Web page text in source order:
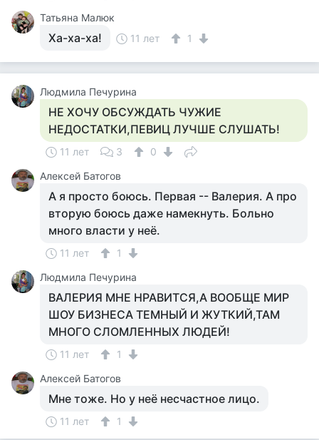
Татьяна Малюк
Ха-ха-ха! 11 лет 1
Людмила Печурина
НЕ ХОЧУ ОБСУЖДАТЬ ЧУЖИЕ
НЕДОСТАТКИ,ПЕВИЦ ЛУЧШЕ СЛУШАТЬ!
11 лет 3
0
Алексей Батогов
А я просто боюсь. Первая -- Валерия. А про
вторую боюсь даже намекнуть. Больно
много власти у неё.
11 лет
1
Людмила Печурина
ВАЛЕРИЯ МНЕ НРАВИТСЯ,А ВООБЩЕ МИР
ШОУ БИЗНЕСА ТЕМНЫЙ И ЖУТКИЙ,ТАМ
МНОГО СЛОМЛЕННЫХ ЛЮДЕЙ!
11 лет
1
Алексей Батогов
Мне тоже. Но у неё несчастное лицо.
11 лет 1